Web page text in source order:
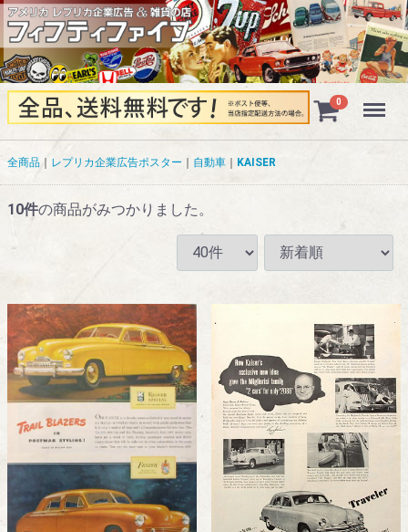
0 Menu
全商品 レプリカ企業広告ポスター 自動車 KAISER
10件の商品がみつかりました。